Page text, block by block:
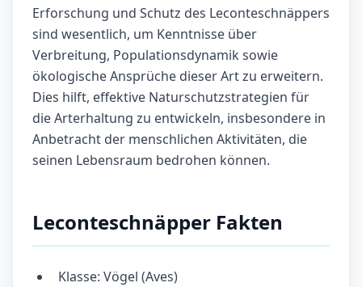
Erforschung und Schutz des Leconteschnäppers
sind wesentlich, um Kenntnisse über
Verbreitung, Populationsdynamik sowie
ökologische Ansprüche dieser Art zu erweitern.
Dies hilft, effektive Naturschutzstrategien für
die Arterhaltung zu entwickeln, insbesondere in
Anbetracht der menschlichen Aktivitäten, die
seinen Lebensraum bedrohen können.
Leconteschnäpper Fakten
Klasse: Vögel (Aves)